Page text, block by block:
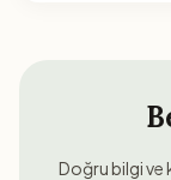
Doğru bilgi ve